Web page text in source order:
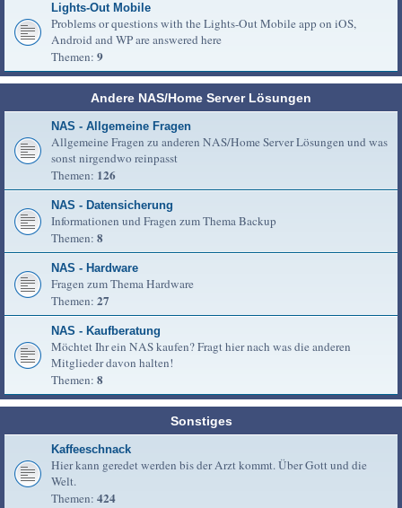
Lights-Out Mobile
Problems or questions with the Lights-Out Mobile app on iOS,
Android and WP are answered here
Themen: 9
Andere NAS/Home Server Lösungen
NAS - Allgemeine Fragen
Allgemeine Fragen zu anderen NAS/Home Server Lösungen und was
sonst nirgendwo reinpasst
Themen: 126
NAS - Datensicherung
Informationen und Fragen zum Thema Backup
Themen: 8
NAS - Hardware
Fragen zum Thema Hardware
Themen: 27
NAS - Kaufberatung
Möchtet Ihr ein NAS kaufen? Fragt hier nach was die anderen
Mitglieder davon halten!
Themen: 8
Sonstiges
Kaffeeschnack
Hier kann geredet werden bis der Arzt kommt. Über Gott und die
Welt.
Themen: 424